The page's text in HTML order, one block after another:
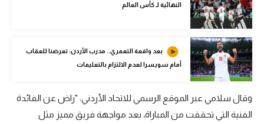
رياضة نسائية
آسيا
أمريكا
ركن الألعاب
أقسام خاصة
النهائية لـ كأس العالم
بعد واقعة التعمري.. مدرب الأردن: تعرضنا للعقاب
أمام سويسرا لعدم الالتزام بالتعليمات
وقال سلامي عبر الموقع الرسمي للاتحاد الأردني: "راض عن الفائدة
الفنية التي تحققت من المباراة، بعد مواجهة فريق مميز مثل